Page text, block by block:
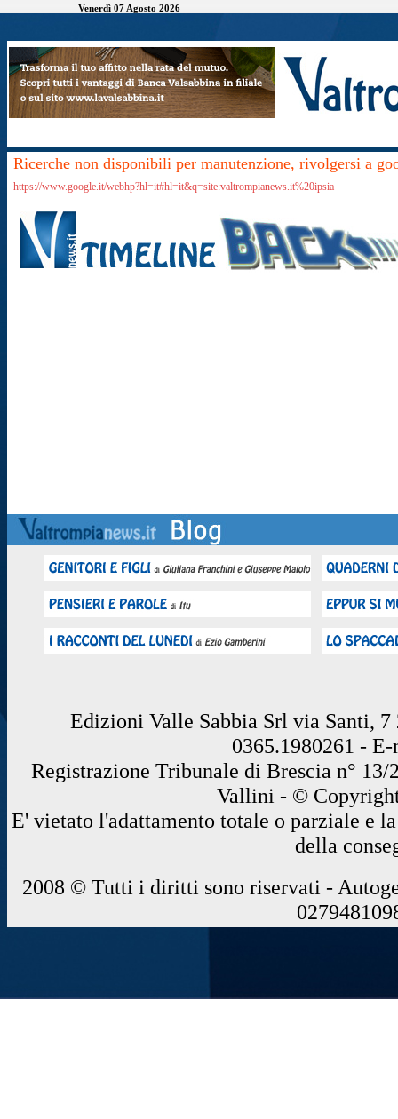
Venerdì 07 Agosto 2026
Ricerche non disponibili per manutenzione, rivolgersi a
https://www.google.it/webhp?hl=it#hl=it&q=site:valtrompianews.it%20ipsia
Edizioni Valle Sabbia Srl via Santi, 7
0365.1980261 -
Registrazione Tribunale di Brescia n°
Vallini - ©
E' vietato l'adattamento totale o parziale e
della
2008 © Tutti i diritti sono riservati -